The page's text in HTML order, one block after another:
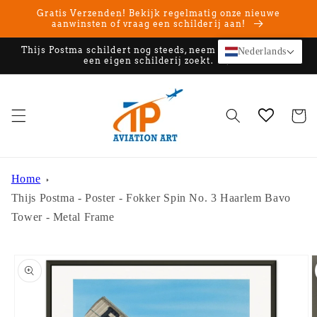
naar de
content
Gratis Verzenden! Bekijk regelmatig onze nieuwe
aanwinsten of vraag een schilderij aan!
Thijs Postma schildert nog steeds, neem contact op als u
een eigen schilderij zoekt.
Home
Thijs Postma - Poster - Fokker Spin No. 3 Haarlem Bavo
Tower - Metal Frame
direct naar
Nederlands